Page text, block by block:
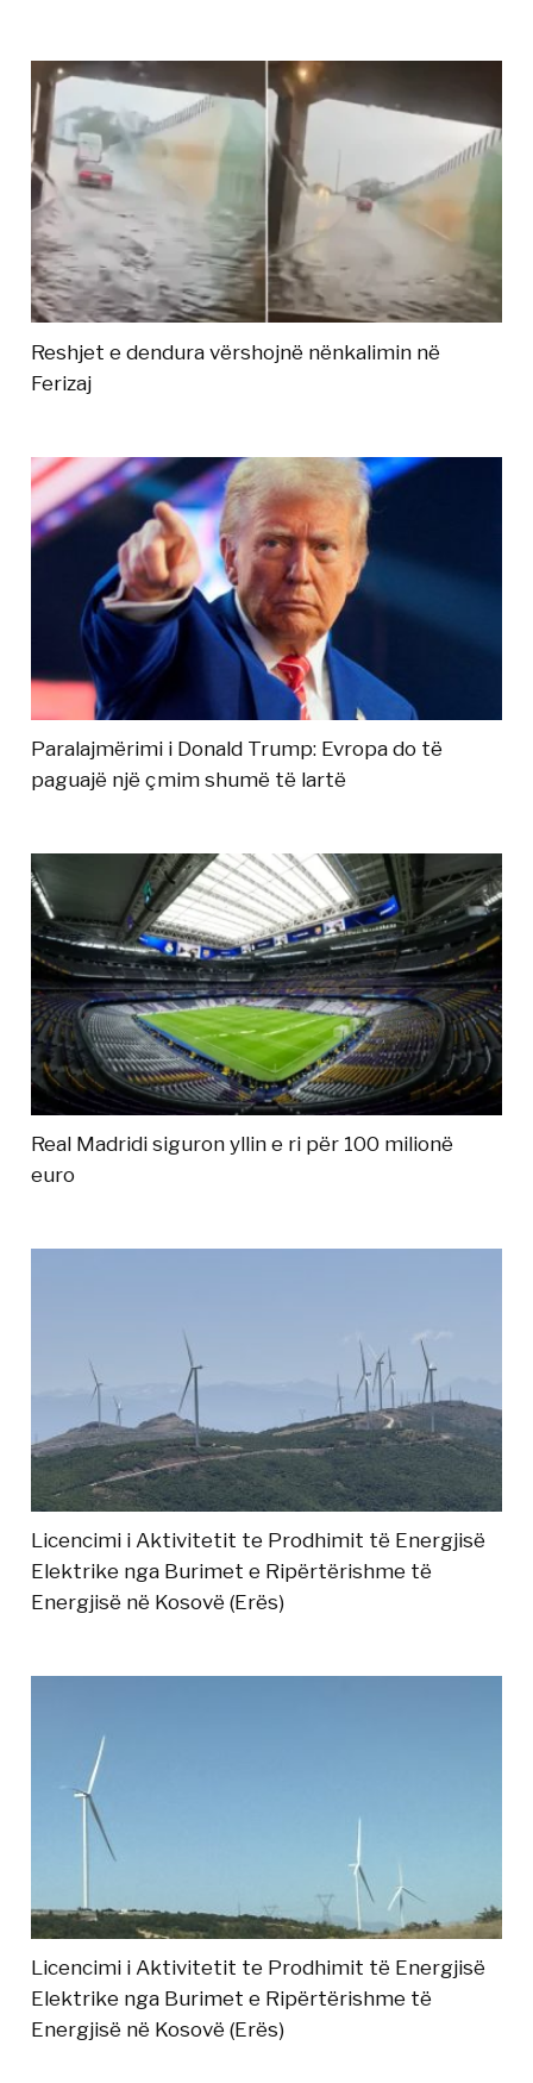
Reshjet e dendura vërshojnë nënkalimin në
Ferizaj
Paralajmërimi i Donald Trump: Evropa do të
paguajë një çmim shumë të lartë
Real Madridi siguron yllin e ri për 100 milionë
euro
Licencimi i Aktivitetit te Prodhimit të Energjisë
Elektrike nga Burimet e Ripërtërishme të
Energjisë në Kosovë (Erës)
Licencimi i Aktivitetit te Prodhimit të Energjisë
Elektrike nga Burimet e Ripërtërishme të
Energjisë në Kosovë (Erës)